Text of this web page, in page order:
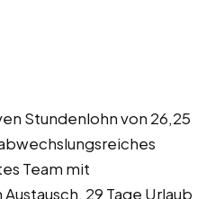
Stundenlohn von 26,25
Team mit
29 Tage Urlaub